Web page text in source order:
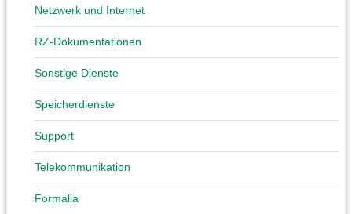
Netzwerk und Internet
RZ-Dokumentationen
Sonstige Dienste
Speicherdienste
Support
Telekommunikation
Formalia